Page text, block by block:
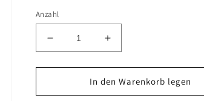
Anzahl
Verringere
die
Menge
Boccia
Erhöhe
die
Menge
für
Boccia
In den Warenkorb legen